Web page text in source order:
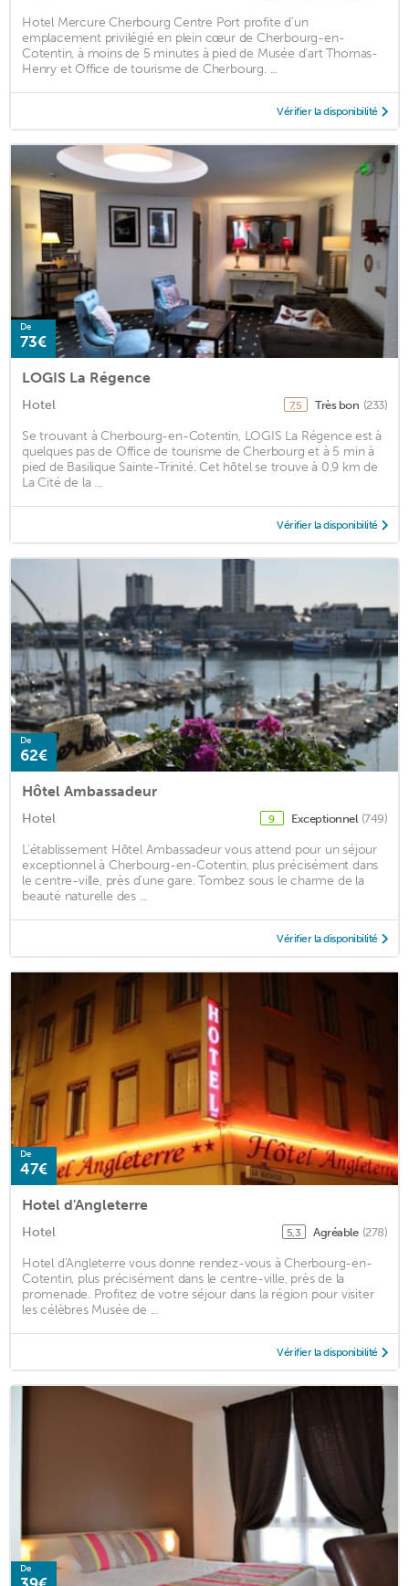
Hotel Mercure Cherbourg Centre Port profite d'un
emplacement privilégié en plein cœur de Cherbourg-en-
Cotentin, à moins de 5 minutes à pied de Musée d'art Thomas-
Henry et Office de tourisme de Cherbourg. ...
Vérifier la disponibilité
De
73€
LOGIS La Régence
Hotel 7,5 Très bon (233)
Se trouvant à Cherbourg-en-Cotentin, LOGIS La Régence est à
quelques pas de Office de tourisme de Cherbourg et à 5 min à
pied de Basilique Sainte-Trinité. Cet hôtel se trouve à 0,9 km de
La Cité de la ...
Vérifier la disponibilité
De
62€
Hôtel Ambassadeur
Hotel 9 Exceptionnel (749)
L'établissement Hôtel Ambassadeur vous attend pour un séjour
exceptionnel à Cherbourg-en-Cotentin, plus précisément dans
le centre-ville, près d'une gare. Tombez sous le charme de la
beauté naturelle des ...
Vérifier la disponibilité
De
47€
Hotel d'Angleterre
Hotel 5,3 Agréable (278)
Hotel d'Angleterre vous donne rendez-vous à Cherbourg-en-
Cotentin, plus précisément dans le centre-ville, près de la
promenade. Profitez de votre séjour dans la région pour visiter
les célèbres Musée de ...
Vérifier la disponibilité
De